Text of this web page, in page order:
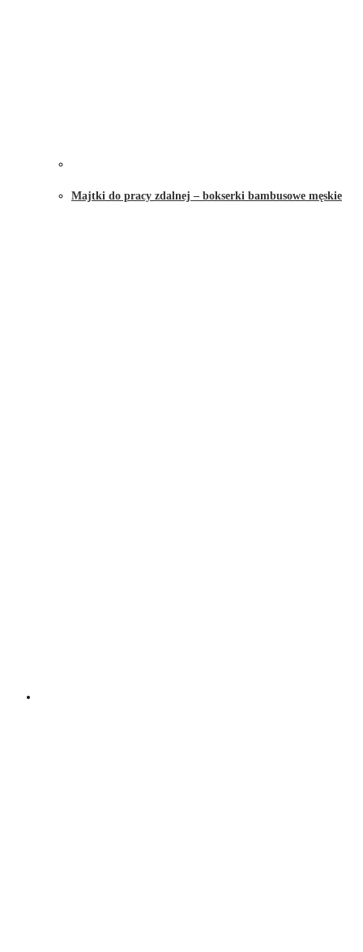
Majtki do pracy zdalnej – bokserki bambusowe męskie